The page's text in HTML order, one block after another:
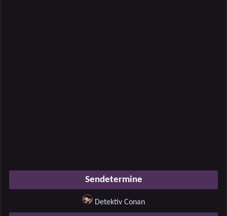
Sendetermine
Detektiv Conan